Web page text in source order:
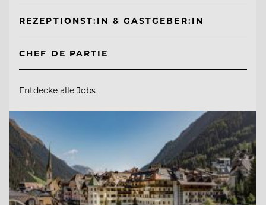
REZEPTIONST:IN & GASTGEBER:IN
CHEF DE PARTIE
Entdecke alle Jobs